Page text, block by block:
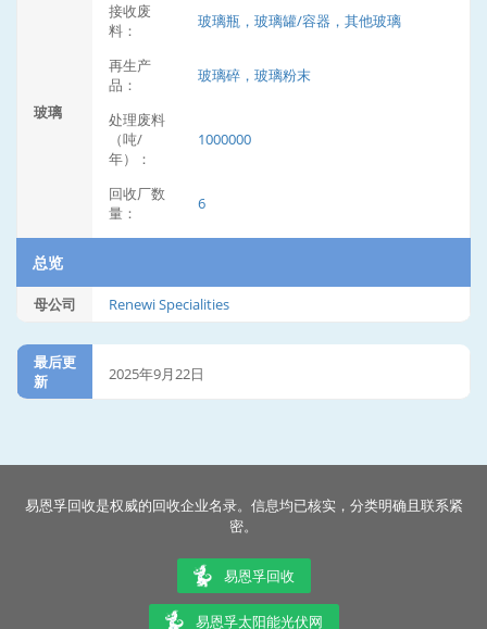
玻璃
接收废
料：
玻璃瓶，玻璃罐/容器，其他玻璃
再生产
品：
玻璃碎，玻璃粉末
处理废料
（吨/
年）：
1000000
回收厂数
量：
6
总览
母公司 Renewi Specialities
最后更
新
2025年9月22日
易恩孚回收是权威的回收企业名录。信息均已核实，分类明确且联系紧
密。
易恩孚回收
易恩孚太阳能光伏网